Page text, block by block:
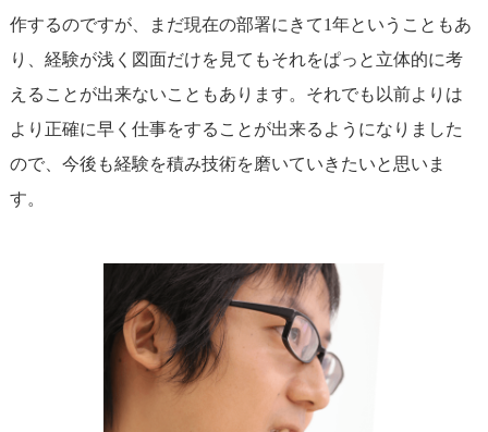
作するのですが、まだ現在の部署にきて1年ということもあ
り、経験が浅く図面だけを見てもそれをぱっと立体的に考
えることが出来ないこともあります。それでも以前よりは
より正確に早く仕事をすることが出来るようになりました
ので、今後も経験を積み技術を磨いていきたいと思いま
す。